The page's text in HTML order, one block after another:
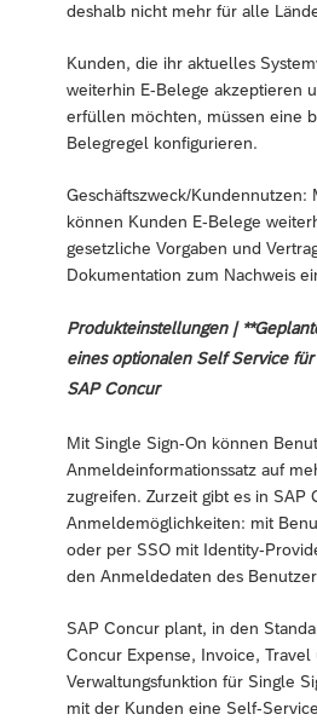
deshalb nicht mehr für alle
Kunden, die ihr aktuelles
weiterhin E-Belege akzeptieren
erfüllen möchten, müssen eine
Belegregel konfigurieren.
Geschäftszweck/Kundennutzen:
können Kunden E-Belege
gesetzliche Vorgaben und
Dokumentation zum Nachweis
Produkteinstellungen |
eines optionalen Self Service
SAP Concur
Mit Single Sign-On können
Anmeldeinformationssatz auf
zugreifen. Zurzeit gibt es in SAP
Anmeldemöglichkeiten: mit
oder per SSO mit Identity-
den Anmeldedaten des
SAP Concur plant, in den
Concur Expense, Invoice, Travel
Verwaltungsfunktion für Single
mit der Kunden eine Self-